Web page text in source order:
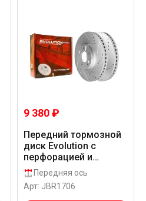
9 380 ₽
Передний тормозной
диск Evolution с
перфорацией и
насечками в покрытии
GEOMET для Hyundai
SANTA FE KRUSPS118
Передняя ось
Арт: JBR1706